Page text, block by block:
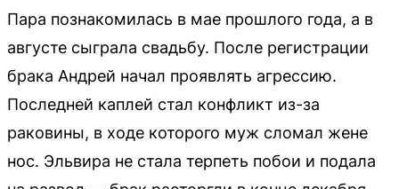
Пара познакомилась в мае прошлого года, а в
августе сыграла свадьбу. После регистрации
брака Андрей начал проявлять агрессию.
Последней каплей стал конфликт из-за
раковины, в ходе которого муж сломал жене
нос. Эльвира не стала терпеть побои и подала